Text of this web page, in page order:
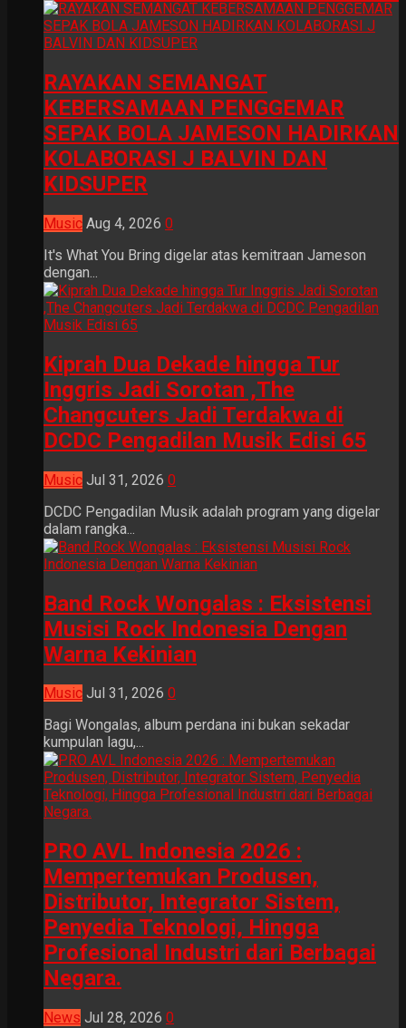
RAYAKAN SEMANGAT
KEBERSAMAAN PENGGEMAR
SEPAK BOLA JAMESON HADIRKAN
KOLABORASI J BALVIN DAN
KIDSUPER
Music Aug 4, 2026 0
It's What You Bring digelar atas kemitraan Jameson
dengan...
Kiprah Dua Dekade hingga Tur
Inggris Jadi Sorotan ,The
Changcuters Jadi Terdakwa di
DCDC Pengadilan Musik Edisi 65
Music Jul 31, 2026 0
DCDC Pengadilan Musik adalah program yang digelar
dalam rangka...
Band Rock Wongalas : Eksistensi
Musisi Rock Indonesia Dengan
Warna Kekinian
Music Jul 31, 2026 0
Bagi Wongalas, album perdana ini bukan sekadar
kumpulan lagu,...
PRO AVL Indonesia 2026 :
Mempertemukan Produsen,
Distributor, Integrator Sistem,
Penyedia Teknologi, Hingga
Profesional Industri dari Berbagai
Negara.
News Jul 28, 2026 0